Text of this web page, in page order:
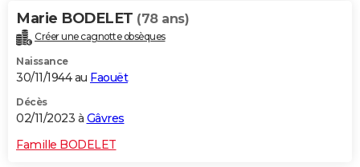
Marie BODELET (78 ans)
Créer une cagnotte obsèques
Naissance
30/11/1944 au Faouët
Décès
02/11/2023 à Gâvres
Famille BODELET